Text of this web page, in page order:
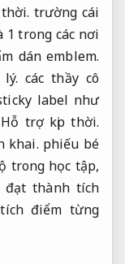
trường cái
trong các nơi
dán emblem.
các thầy cô
label như
Hỗ trợ kịp thời.
khai. phiếu bé
trong học tập,
đạt thành tích
tích điểm từng